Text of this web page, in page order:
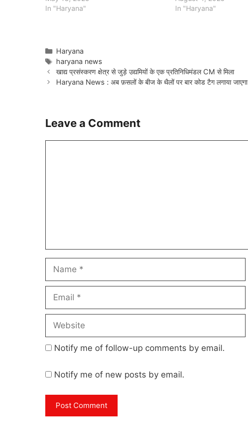
In "Haryana"
In "Haryana"
Categories
Haryana
Tags
haryana news
खाद्य प्रसंस्करण क्षेत्र से जुड़े उद्यमियों के एक प्रतिनिधिमंडल CM से मिला
Haryana News : अब फ़सलों के बीज के थैलों पर बार कोड टैग लगाया जाएगा
Leave a Comment
Name
Email
Website
Notify me of follow-up comments by email.
Notify me of new posts by email.